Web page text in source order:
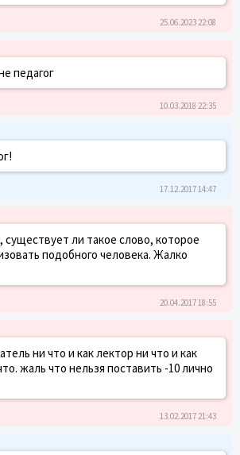
25.06.2023 22:08
педагог
10.03.2018 22:35
17.12.2017 14:47
ли такое слово, которое
подобного человека. Жалко
20.04.2017 18:55
ни что и как лектор ни что и как
жаль что нельзя поставить -10 лично
13.02.2017 21:43